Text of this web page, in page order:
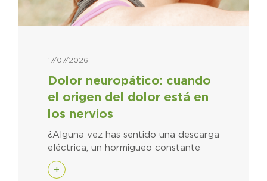
Dolor neuropático: cuando
el origen del dolor está en
los nervios
17/07/2026
¿Alguna vez has sentido una descarga
eléctrica, un hormigueo constante
+